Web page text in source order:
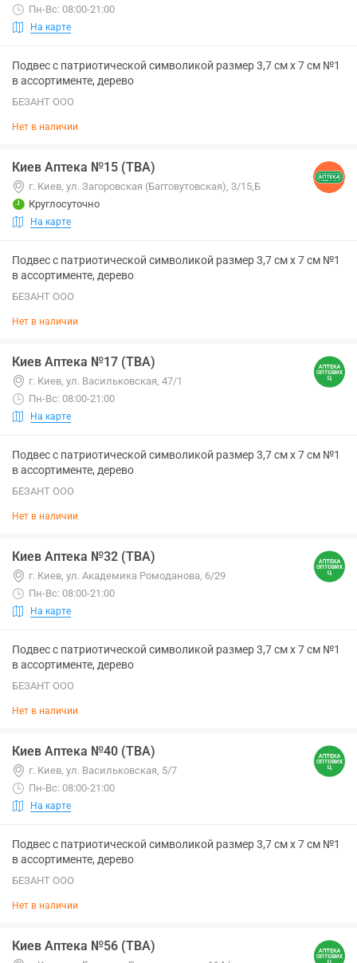
Пн-Вс: 08:00-21:00
На карте
Подвес с патриотической символикой размер 3,7 см х 7 см №1
в ассортименте, дерево
БЕЗАНТ ООО
Нет в наличии
Киев Аптека №15 (ТВА)
г. Киев, ул. Загоровская (Багговутовская), 3/15,Б
Круглосуточно
На карте
Подвес с патриотической символикой размер 3,7 см х 7 см №1
в ассортименте, дерево
БЕЗАНТ ООО
Нет в наличии
Киев Аптека №17 (ТВА)
г. Киев, ул. Васильковская, 47/1
Пн-Вс: 08:00-21:00
На карте
Подвес с патриотической символикой размер 3,7 см х 7 см №1
в ассортименте, дерево
БЕЗАНТ ООО
Нет в наличии
Киев Аптека №32 (ТВА)
г. Киев, ул. Академика Ромоданова, 6/29
Пн-Вс: 08:00-21:00
На карте
Подвес с патриотической символикой размер 3,7 см х 7 см №1
в ассортименте, дерево
БЕЗАНТ ООО
Нет в наличии
Киев Аптека №40 (ТВА)
г. Киев, ул. Васильковская, 5/7
Пн-Вс: 08:00-21:00
На карте
Подвес с патриотической символикой размер 3,7 см х 7 см №1
в ассортименте, дерево
БЕЗАНТ ООО
Нет в наличии
Киев Аптека №56 (ТВА)